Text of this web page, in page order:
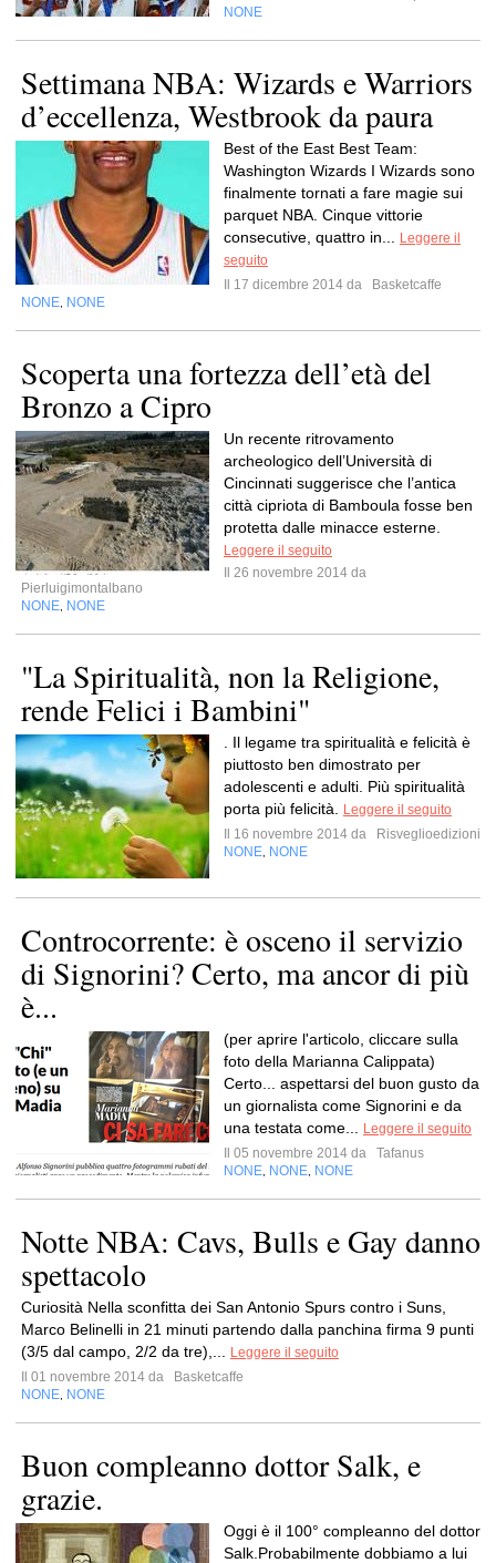
NONE
Settimana NBA: Wizards e Warriors
d’eccellenza, Westbrook da paura
Best of the East Best Team:
Washington Wizards I Wizards sono
finalmente tornati a fare magie sui
parquet NBA. Cinque vittorie
consecutive, quattro in...
Leggere il
seguito
Il 17 dicembre 2014 da
Basketcaffe
NONE NONE
Scoperta una fortezza dell’età del
Bronzo a Cipro
Un recente ritrovamento
archeologico dell’Università di
Cincinnati suggerisce che l’antica
città cipriota di Bamboula fosse ben
protetta dalle minacce esterne.
Leggere il seguito
Il 26 novembre 2014 da
Pierluigimontalbano
NONE NONE
"La Spiritualità, non la Religione,
rende Felici i Bambini"
. Il legame tra spiritualità e felicità è
piuttosto ben dimostrato per
adolescenti e adulti. Più spiritualità
porta più felicità.
Leggere il seguito
Il 16 novembre 2014 da
Risveglioedizioni
NONE NONE
Controcorrente: è osceno il servizio
di Signorini? Certo, ma ancor di più
è...
(per aprire l'articolo, cliccare sulla
foto della Marianna Calippata)
Certo... aspettarsi del buon gusto da
un giornalista come Signorini e da
una testata come...
Leggere il seguito
Il 05 novembre 2014 da
Tafanus
NONE NONE NONE
Notte NBA: Cavs, Bulls e Gay danno
spettacolo
Curiosità Nella sconfitta dei San Antonio Spurs contro i Suns,
Marco Belinelli in 21 minuti partendo dalla panchina firma 9 punti
(3/5 dal campo, 2/2 da tre),...
Leggere il seguito
Il 01 novembre 2014 da
Basketcaffe
NONE NONE
Buon compleanno dottor Salk, e
grazie.
Oggi è il 100° compleanno del dottor
Salk.Probabilmente dobbiamo a lui